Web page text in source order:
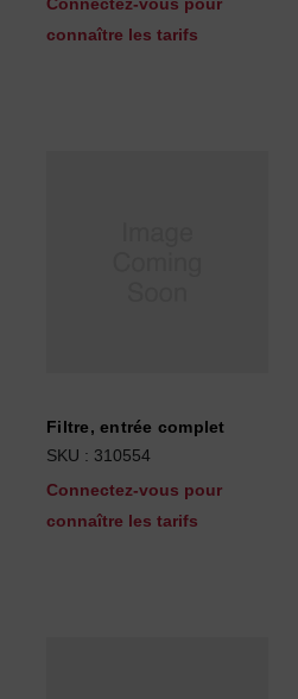
connaître les tarifs
Filtre, entrée complet
SKU : 310554
Connectez-vous pour
connaître les tarifs